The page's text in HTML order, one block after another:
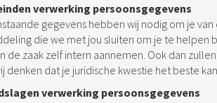
verwerking persoonsgegevens
gegevens hebben wij nodig om je
die we met jou sluiten om je te helpen
de zaak zelf intern aannemen. Ook dan
denken dat je juridische kwestie het beste
verwerking persoonsgegevens